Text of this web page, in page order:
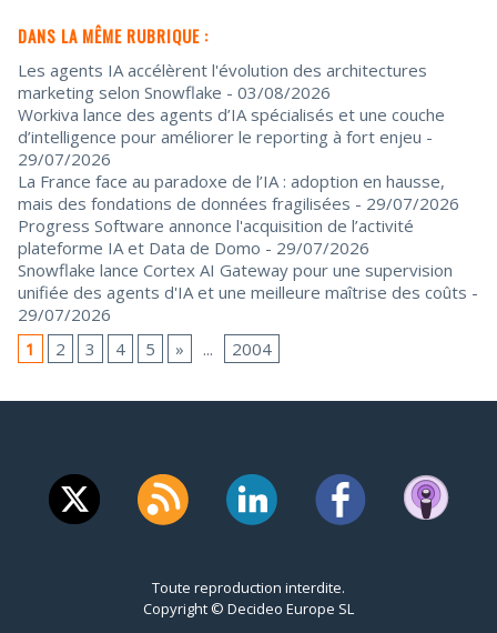
DANS LA MÊME RUBRIQUE :
Les agents IA accélèrent l'évolution des architectures
marketing selon Snowflake - 03/08/2026
Workiva lance des agents d’IA spécialisés et une couche
d’intelligence pour améliorer le reporting à fort enjeu -
29/07/2026
La France face au paradoxe de l’IA : adoption en hausse,
mais des fondations de données fragilisées - 29/07/2026
Progress Software annonce l'acquisition de l’activité
plateforme IA et Data de Domo - 29/07/2026
Snowflake lance Cortex AI Gateway pour une supervision
unifiée des agents d'IA et une meilleure maîtrise des coûts -
29/07/2026
1
2 3 4 5 » ... 2004
Toute reproduction interdite.
Copyright © Decideo Europe SL